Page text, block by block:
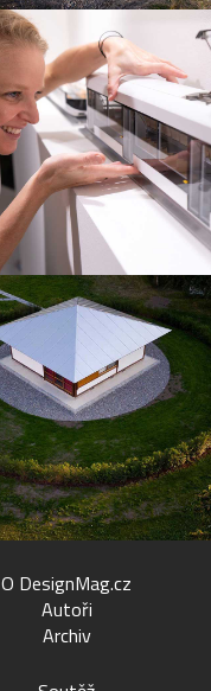
O DesignMag.cz
Autoři
Archiv